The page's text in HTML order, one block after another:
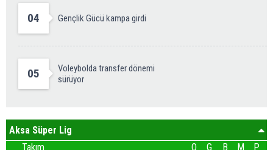
04 Gençlik Gücü kampa girdi
05
Voleybolda transfer dönemi
sürüyor
Aksa Süper Lig
Takım
O G B M P